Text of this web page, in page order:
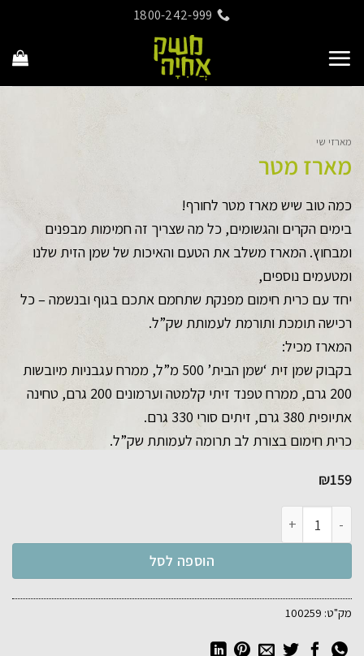
content
1800-242-999
מארזי שי
מארז מטר
כמה טוב שיש מארז מטר לחורף!
בימים הקרים והגשומים, כל מה שצריך זה חמימות מבפנים
ומבחוץ. המארז משלב את הטעם והאיכות של שמן הזית שלנו
ומטעמים נוספים,
יחד עם כרית חימום מפנקת שתחמם אתכם בגוף ובנשמה – כל
רכישה תומכת ותורמת לעמותת שק”ל.
המארז מכיל:
בקבוק שמן זית ‘שמן הבית’ 500 מ”ל, ממרח עגבניות מיובשות
200 גרם, ממרח טפנד זיתי קלמטה וערמונים 200 גרם, טחינה
אתיופית 380 גרם, זיתים סורי 330 גרם.
כרית חימום בצורת לב תרומה לעמותת שק”ל.
₪159
הוספה לסל
מק"ט: 100259